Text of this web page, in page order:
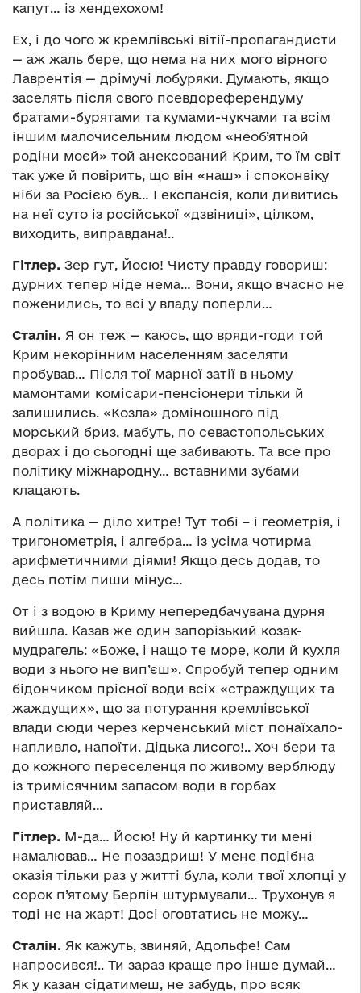
капут… із хендехохом!
Ех, і до чого ж кремлівські вітії-пропагандисти
— аж жаль бере, що нема на них мого вірного
Лаврентія — дрімучі лобуряки. Думають, якщо
заселять після свого псевдореферендуму
братами-бурятами та кумами-чукчами та всім
іншим малочисельним людом «необ’ятной
родіни моєй» той анексований Крим, то їм світ
так уже й повірить, що він «наш» і споконвіку
ніби за Росією був… І експансія, коли дивитись
на неї суто із російської «дзвіниці», цілком,
виходить, виправдана!..
Гітлер. Зер гут, Йосю! Чисту правду говориш:
дурних тепер ніде нема… Вони, якщо вчасно не
поженились, то всі у владу поперли…
Сталін. Я он теж — каюсь, що вряди-годи той
Крим некорінним населенням заселяти
пробував… Після тої марної затії в ньому
мамонтами комісари-пенсіонери тільки й
залишились. «Козла» доміношного під
морський бриз, мабуть, по севастопольських
дворах і до сьогодні ще забивають. Та все про
політику міжнародну… вставними зубами
клацають.
А політика — діло хитре! Тут тобі – і геометрія, і
тригонометрія, і алгебра… із усіма чотирма
арифметичними діями! Якщо десь додав, то
десь потім пиши мінус…
От і з водою в Криму непередбачувана дурня
вийшла. Казав же один запорізький козак-
мудрагель: «Боже, і нащо те море, коли й кухля
води з нього не вип’єш». Спробуй тепер одним
бідончиком прісної води всіх «страждущих та
жаждущих», що за потурання кремлівської
влади сюди через керченський міст понаїхало-
напливло, напоїти. Дідька лисого!.. Хоч бери та
до кожного переселенця по живому верблюду
із тримісячним запасом води в горбах
приставляй…
Гітлер. М-да… Йосю! Ну й картинку ти мені
намалював… Не позаздриш! У мене подібна
оказія тільки раз у житті була, коли твої хлопці у
сорок п’ятому Берлін штурмували… Трухонув я
тоді не на жарт! Досі оговтатись не можу…
Сталін. Як кажуть, звиняй, Адольфе! Сам
напросився!.. Ти зараз краще про інше думай…
Як у казан сідатимеш, не забудь, про всяк